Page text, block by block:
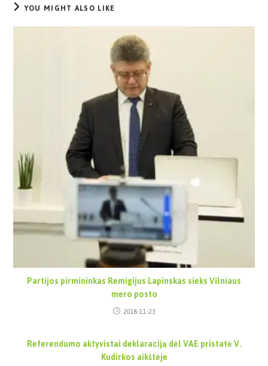
YOU MIGHT ALSO LIKE
Partijos pirmininkas Remigijus Lapinskas sieks Vilniaus
mero posto
2018-11-23
Referendumo aktyvistai deklaraciją dėl VAE pristatė V.
Kudirkos aikštėje